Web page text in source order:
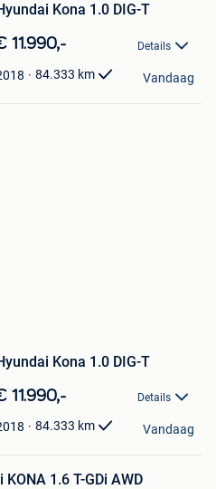
Kona 1.0 DIG-T
11.990,- Details
84.333 km Vandaag
Kona 1.0 DIG-T
11.990,- Details
84.333 km Vandaag
KONA 1.6 T-GDi AWD